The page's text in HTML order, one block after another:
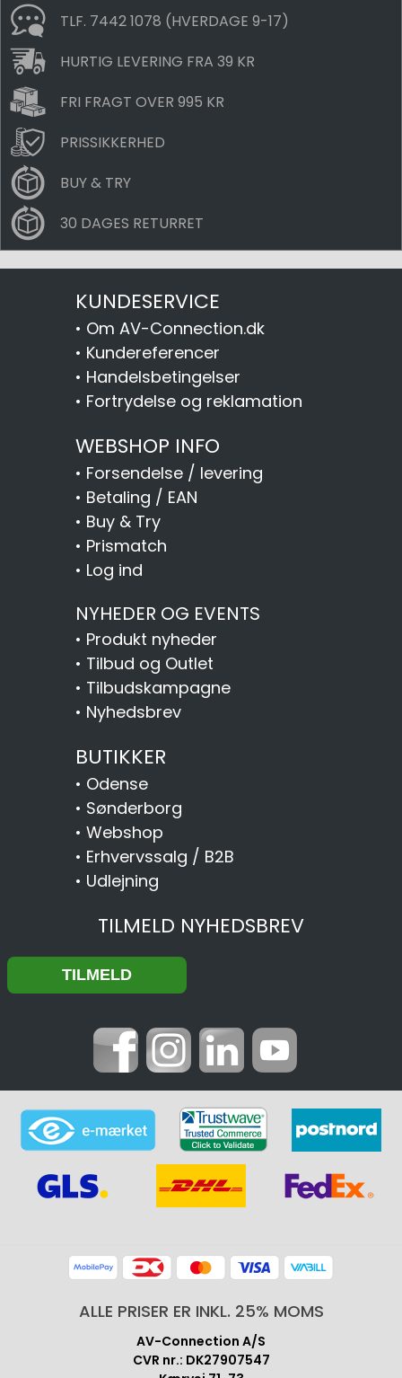
TLF. 7442 1078 (HVERDAGE 9-17)
HURTIG LEVERING FRA 39 KR
FRI FRAGT OVER 995 KR
PRISSIKKERHED
BUY & TRY
30 DAGES RETURRET
KUNDESERVICE
• Om AV-Connection.dk
• Kundereferencer
• Handelsbetingelser
• Fortrydelse og reklamation
WEBSHOP INFO
• Forsendelse / levering
• Betaling / EAN
• Buy & Try
• Prismatch
• Log ind
NYHEDER OG EVENTS
• Produkt nyheder
• Tilbud og Outlet
• Tilbudskampagne
• Nyhedsbrev
BUTIKKER
• Odense
• Sønderborg
• Webshop
• Erhvervssalg / B2B
• Udlejning
TILMELD NYHEDSBREV
ALLE PRISER ER INKL. 25% MOMS
AV-Connection A/S
CVR nr.: DK27907547